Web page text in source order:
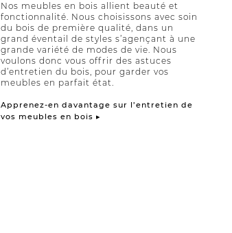
Nos meubles en bois allient beauté et
fonctionnalité. Nous choisissons avec soin
du bois de première qualité, dans un
grand éventail de styles s’agençant à une
grande variété de modes de vie. Nous
voulons donc vous offrir des astuces
d’entretien du bois, pour garder vos
meubles en parfait état.
Apprenez-en davantage sur l’entretien de
vos meubles en bois ▸